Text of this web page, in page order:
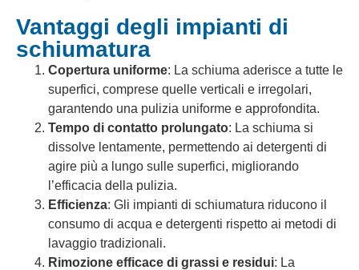
Vantaggi degli impianti di
schiumatura
Copertura uniforme: La schiuma aderisce a tutte le
superfici, comprese quelle verticali e irregolari,
garantendo una pulizia uniforme e approfondita.
Tempo di contatto prolungato: La schiuma si
dissolve lentamente, permettendo ai detergenti di
agire più a lungo sulle superfici, migliorando
l’efficacia della pulizia.
Efficienza: Gli impianti di schiumatura riducono il
consumo di acqua e detergenti rispetto ai metodi di
lavaggio tradizionali.
Rimozione efficace di grassi e residui: La